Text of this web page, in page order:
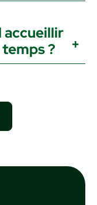
accueillir
?